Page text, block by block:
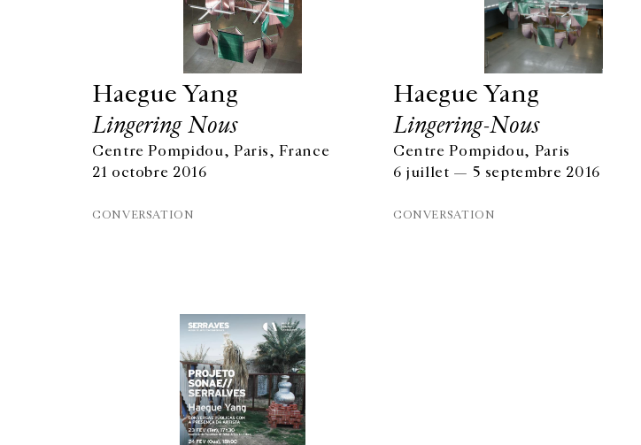
Haegue Yang
Lingering Nous
Centre Pompidou, Paris, France
21 octobre 2016
CONVERSATION
Haegue Yang
Lingering-Nous
Centre Pompidou, Paris
6 juillet — 5 septembre 2016
CONVERSATION